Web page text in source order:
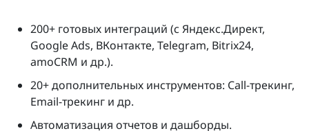
200+ готовых интеграций (с Яндекс.Директ,
Google Ads, ВКонтакте, Telegram, Bitrix24,
amoCRM и др.).
20+ дополнительных инструментов: Call-трекинг,
Email-трекинг и др.
Автоматизация отчетов и дашборды.